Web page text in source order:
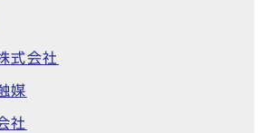
式会社
媒
社